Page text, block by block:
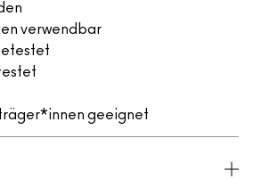
verwendbar
geeignet